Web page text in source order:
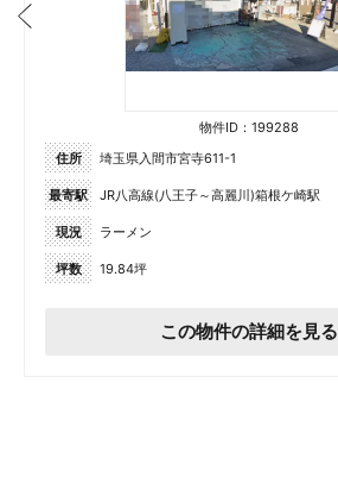
物件ID：199288
住所
埼玉県入間市宮寺611-1
最寄駅 JR八高線(八王子～高麗川)箱根ケ崎駅
現況 ラーメン
坪数 19.84坪
この物件の詳細を見る